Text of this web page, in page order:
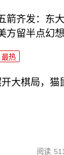
箭齐发：东
方留半点幻想
最热
大棋局，猫
阅读